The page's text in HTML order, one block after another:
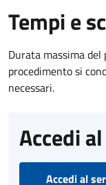
Tempi e
Durata massima
procedimento si
necessari.
Accedi
Accedi al